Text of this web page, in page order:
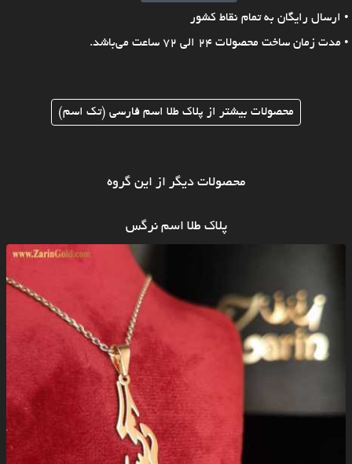
• ارسال رایگان به تمام نقاط کشور
• مدت زمان ساخت محصولات 24 الی 72 ساعت می‌باشد.
محصولات بیشتر از پلاک طلا اسم فارسی (تک اسم)
محصولات دیگر از این گروه
پلاک طلا اسم نرگس